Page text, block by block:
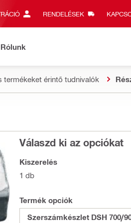
RENDELÉSEK
Rólunk
termékeket érintő tudnivalók
Válaszd ki az opciókat
Kiszerelés
1 db
Termék opciók
Szerszámkészlet DSH 700/